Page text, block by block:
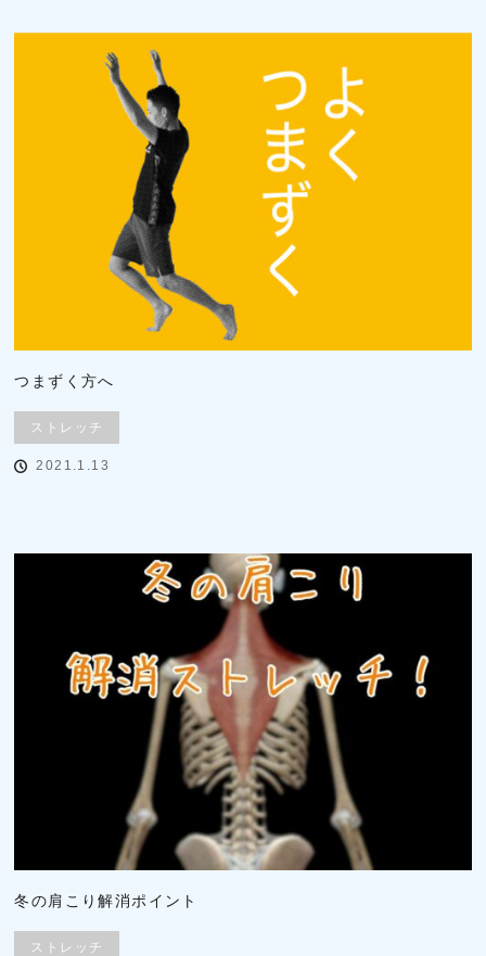
つまずく方へ
ストレッチ
2021.1.13
冬の肩こり解消ポイント
ストレッチ